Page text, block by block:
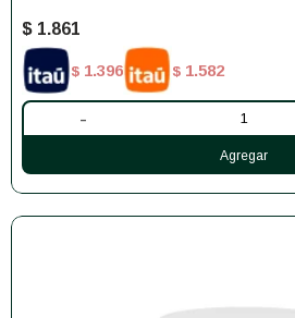
$ 1.861
$ 1.396 $ 1.582
-